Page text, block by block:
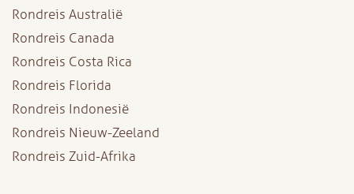
Rondreis Australië
Rondreis Canada
Rondreis Costa Rica
Rondreis Florida
Rondreis Indonesië
Rondreis Nieuw-Zeeland
Rondreis Zuid-Afrika